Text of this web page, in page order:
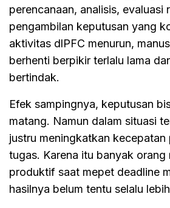
perencanaan, analisis, evaluasi
pengambilan keputusan yang
aktivitas dlPFC menurun,
berhenti berpikir terlalu lama
bertindak.
Efek sampingnya, keputusan
matang. Namun dalam situasi
justru meningkatkan kecepatan
tugas. Karena itu banyak orang
produktif saat mepet deadline
hasilnya belum tentu selalu